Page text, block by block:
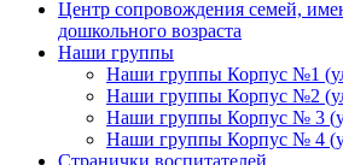
Центр сопровождения семей,
дошкольного возраста
Наши группы
Наши группы Корпус №1
Наши группы Корпус №2
Наши группы Корпус № 3
Наши группы Корпус № 4